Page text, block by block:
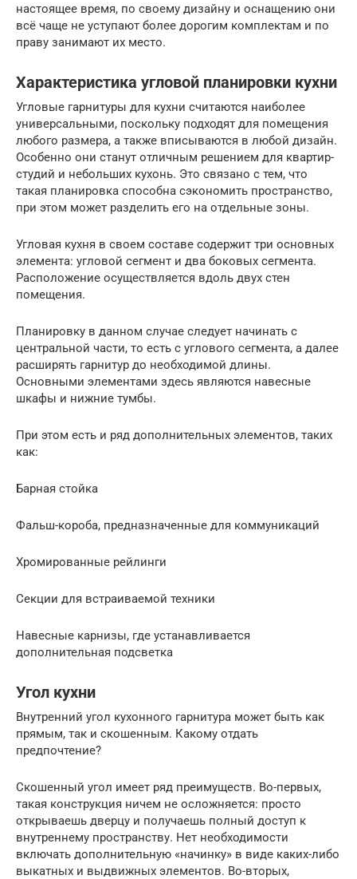
настоящее время, по своему дизайну и оснащению они
всё чаще не уступают более дорогим комплектам и по
праву занимают их место.
Характеристика угловой планировки кухни
Угловые гарнитуры для кухни считаются наиболее
универсальными, поскольку подходят для помещения
любого размера, а также вписываются в любой дизайн.
Особенно они станут отличным решением для квартир-
студий и небольших кухонь. Это связано с тем, что
такая планировка способна сэкономить пространство,
при этом может разделить его на отдельные зоны.
Угловая кухня в своем составе содержит три основных
элемента: угловой сегмент и два боковых сегмента.
Расположение осуществляется вдоль двух стен
помещения.
Планировку в данном случае следует начинать с
центральной части, то есть с углового сегмента, а далее
расширять гарнитур до необходимой длины.
Основными элементами здесь являются навесные
шкафы и нижние тумбы.
При этом есть и ряд дополнительных элементов, таких
как:
Барная стойка
Фальш-короба, предназначенные для коммуникаций
Хромированные рейлинги
Секции для встраиваемой техники
Навесные карнизы, где устанавливается
дополнительная подсветка
Угол кухни
Внутренний угол кухонного гарнитура может быть как
прямым, так и скошенным. Какому отдать
предпочтение?
Скошенный угол имеет ряд преимуществ. Во-первых,
такая конструкция ничем не осложняется: просто
открываешь дверцу и получаешь полный доступ к
внутреннему пространству. Нет необходимости
включать дополнительную «начинку» в виде каких-либо
выкатных и выдвижных элементов. Во-вторых,